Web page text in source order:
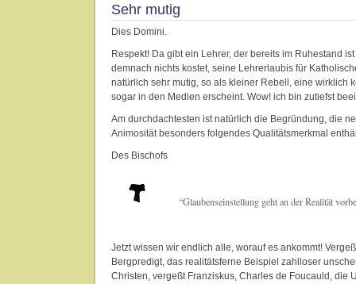
Sehr mutig
Dies Domini.
Respekt! Da gibt ein Lehrer, der bereits im Ruhestand
demnach nichts kostet, seine Lehrerlaubis für
natürlich sehr mutig, so als kleiner Rebell, eine wirklich
sogar in den Medien erscheint. Wow! ich bin zutiefst
Am durchdachtesten ist natürlich die Begründung, die
Animosität besonders folgendes Qualitätsmerkmal
Des Bischofs
“Glaubenseinstellung geht an der Realität
Jetzt wissen wir endlich alle, worauf es ankommt!
Bergpredigt, das realitätsferne Beispiel zahlloser
Christen, vergeßt Franziskus, Charles de Foucauld, die